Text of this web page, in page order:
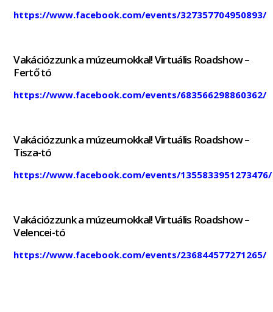
https://www.facebook.com/events/327357704950893/
Vakációzzunk a múzeumokkal! Virtuális Roadshow –
Fertő tó
https://www.facebook.com/events/683566298860362/
Vakációzzunk a múzeumokkal! Virtuális Roadshow –
Tisza-tó
https://www.facebook.com/events/1355833951273476/
Vakációzzunk a múzeumokkal! Virtuális Roadshow –
Velencei-tó
https://www.facebook.com/events/236844577271265/